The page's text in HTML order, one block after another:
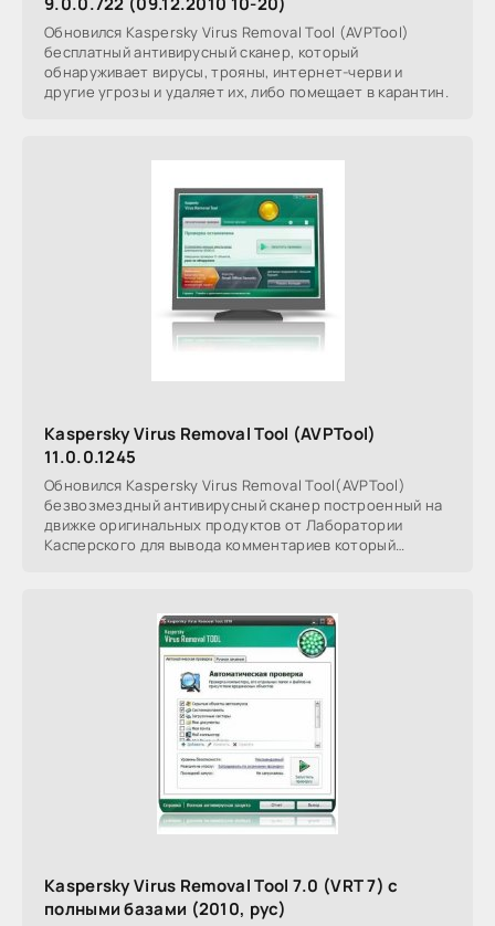
Обновился Kaspersky Virus Removal Tool (AVPTool)
бесплатный антивирусный сканер, который
обнаруживает вирусы, трояны, интернет-черви и
другие угрозы и удаляет их, либо помещает в карантин.
Kaspersky Virus Removal Tool (AVPTool)
11.0.0.1245
Обновился Kaspersky Virus Removal Tool(AVPTool)
безвозмездный антивирусный сканер построенный на
движке оригинальных продуктов от Лаборатории
Касперского для вывода комментариев который
Kaspersky Virus Removal Tool 7.0 (VRT 7) с
полными базами (2010, рус)